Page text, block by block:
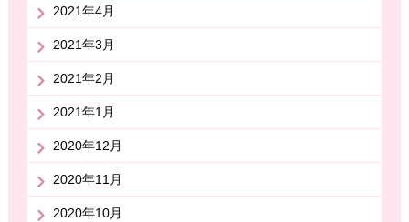
2021年4月
2021年3月
2021年2月
2021年1月
2020年12月
2020年11月
2020年10月